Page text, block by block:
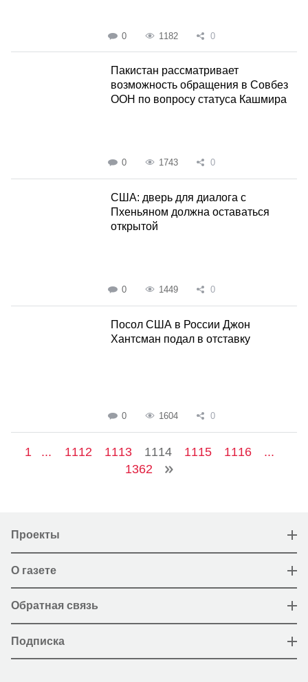
0 1182 0
Пакистан рассматривает
возможность обращения в Совбез
ООН по вопросу статуса Кашмира
0 1743 0
США: дверь для диалога с
Пхеньяном должна оставаться
открытой
0 1449 0
Посол США в России Джон
Хантсман подал в отставку
0 1604 0
1 ... 1112 1113 1114 1115 1116
...
1362
Проекты
О газете
Обратная связь
Подписка